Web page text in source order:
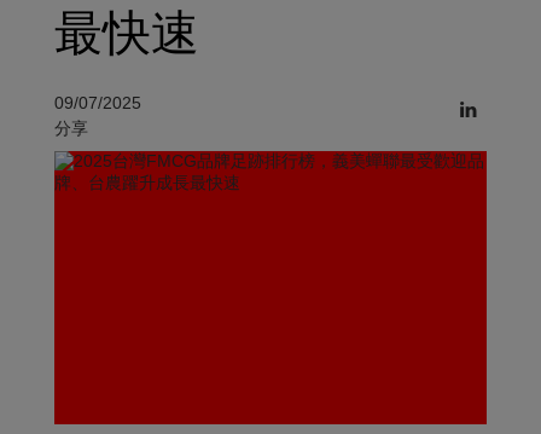
最快速
09/07/2025
分享